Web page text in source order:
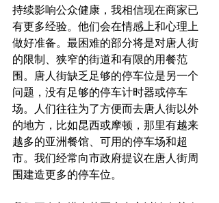
持续影响公众健康，我相信现在商家已
有更多经验。他们会在情感上和心理上
做好准备。最困难的部分将是对唐人街
的限制、狭窄的街道和有限的用餐范
围。唐人街缺乏足够的停车位是另一个
问题，没有足够的停车计时器或停车
场。人们往往为了方便而去唐人街以外
的地方，比如昆西或摩顿，那里有越来
越多的亚洲餐馆、可用的停车场和超
市。我们经常向市政府提议在唐人街周
围建造更多的停车位。